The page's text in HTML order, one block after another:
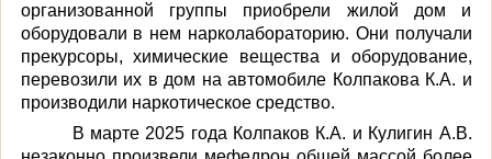
организованной группы приобрели жилой дом и
оборудовали в нем нарколабораторию. Они получали
прекурсоры, химические вещества и оборудование,
перевозили их в дом на автомобиле Колпакова К.А. и
производили наркотическое средство.
В марте 2025 года Колпаков К.А. и Кулигин А.В.